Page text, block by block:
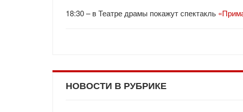
18:30 – в Театре драмы покажут спектакль
НОВОСТИ В РУБРИКЕ